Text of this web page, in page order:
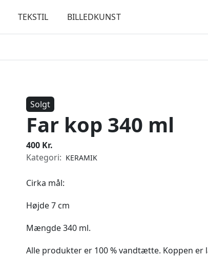
TEKSTIL BILLEDKUNST
Solgt
Far kop 340 ml
400 Kr.
Kategori: KERAMIK
Cirka mål:
Højde 7 cm
Mængde 340 ml.
Alle produkter er 100 % vandtætte. Koppen